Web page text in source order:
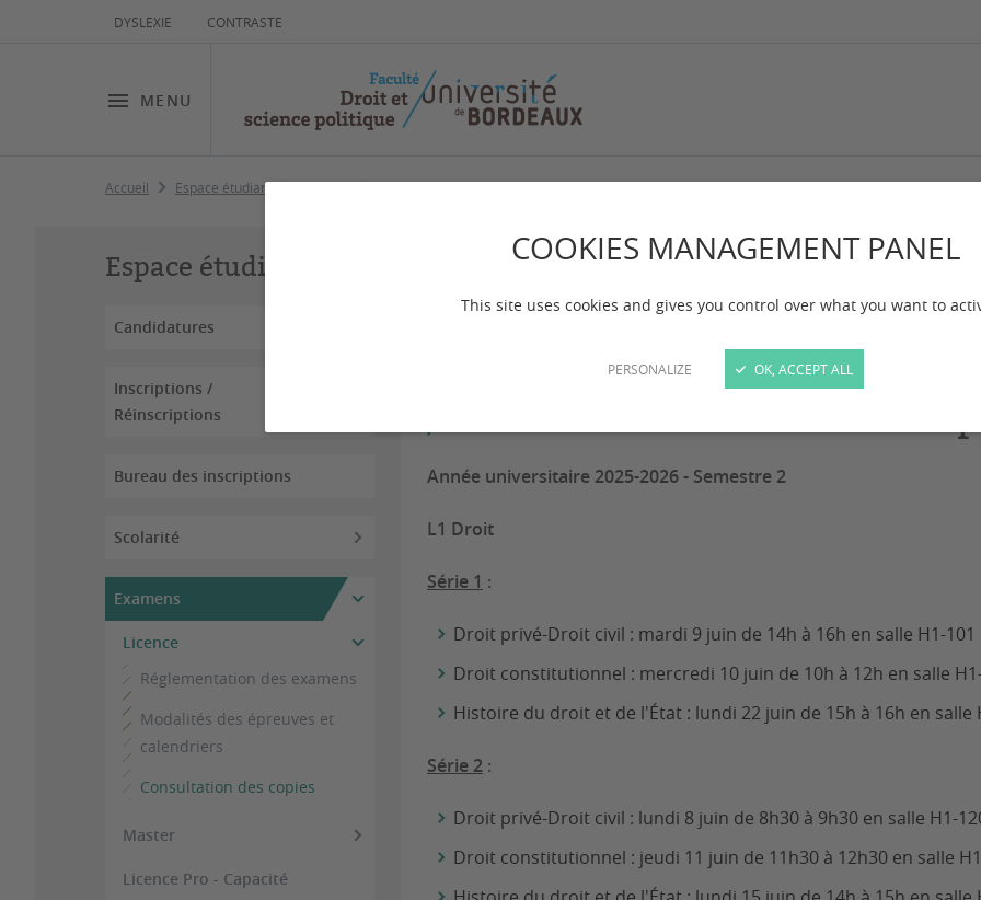
COOKIES MANAGEMENT PANEL
This site uses cookies and gives you control over what you want to
PERSONALIZE OK, ACCEPT ALL
DYSLEXIE CONTRASTE
MENU
Accueil Espace étudiant Examens Licence Consultation des copies
Espace étudiant
Candidatures
Inscriptions /
Réinscriptions
Bureau des inscriptions
Scolarité
Examens
Licence
Réglementation des examens
Modalités des épreuves et
calendriers
Consultation des copies
Master
Licence Pro - Capacité
Consultation des
Dates de consultation des
Année universitaire 2025-2026 - Semestre 2
L1 Droit
Série 1 :
Droit privé-Droit civil : mardi 9 juin de 14h à 16h en salle H1-101
Droit constitutionnel : mercredi 10 juin de 10h à 12h en salle
Histoire du droit et de l'État : lundi 22 juin de 15h à 16h en salle
Série 2 :
Droit privé-Droit civil : lundi 8 juin de 8h30 à 9h30 en salle H1-
Droit constitutionnel : jeudi 11 juin de 11h30 à 12h30 en salle